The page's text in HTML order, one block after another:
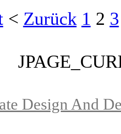
< Zurück 1 2 3
Design And